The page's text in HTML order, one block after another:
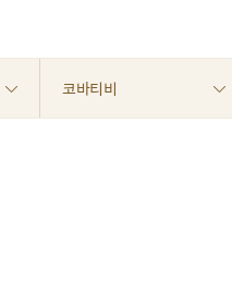
코바티비